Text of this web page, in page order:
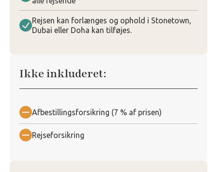
Rejsen kan forlænges og ophold i Stonetown,
Dubai eller Doha kan tilføjes.
Ikke inkluderet:
Afbestillingsforsikring (7 % af prisen)
Rejseforsikring